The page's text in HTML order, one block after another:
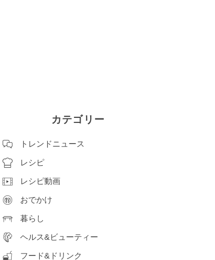
カテゴリー
トレンドニュース
レシピ
レシピ動画
おでかけ
暮らし
ヘルス&ビューティー
フード&ドリンク